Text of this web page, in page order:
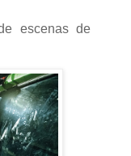
escenas de